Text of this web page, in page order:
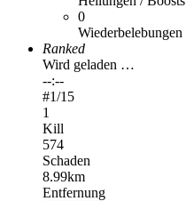
0
Wiederbelebungen
Ranked
Wird geladen …
--:--
#1/15
1
Kill
574
Schaden
8.99km
Entfernung